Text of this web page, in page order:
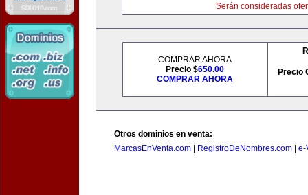
Serán consideradas
COMPRAR AHORA
Precio $650.00
COMPRAR AHORA
Precio
Otros dominios en venta:
MarcasEnVenta.com
RegistroDeNombres.com e-